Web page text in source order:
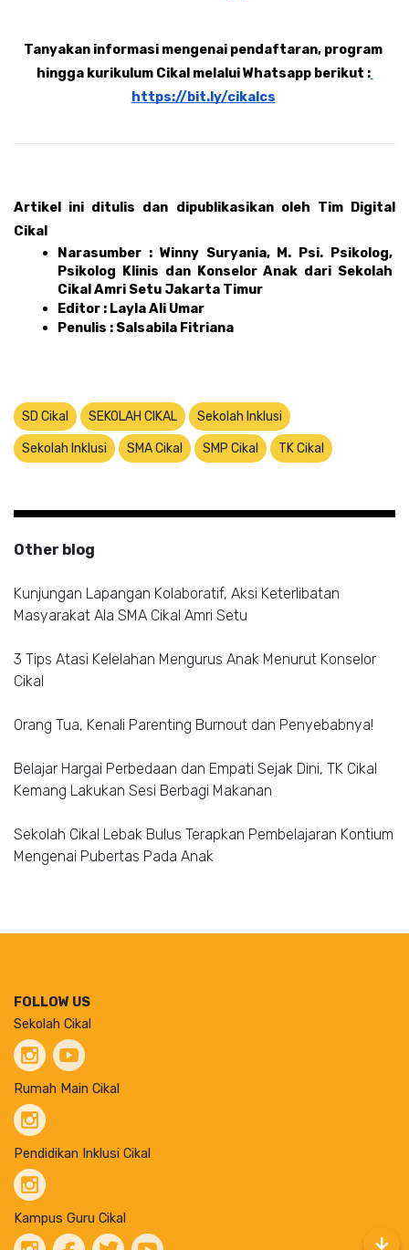
Tanyakan informasi mengenai pendaftaran, program
hingga kurikulum Cikal melalui Whatsapp berikut :
https://bit.ly/cikalcs
Artikel ini ditulis dan dipublikasikan oleh Tim Digital
Cikal
Narasumber : Winny Suryania, M. Psi. Psikolog,
Psikolog Klinis dan Konselor Anak dari Sekolah
Cikal Amri Setu Jakarta Timur
Editor : Layla Ali Umar
Penulis : Salsabila Fitriana
SD Cikal SEKOLAH CIKAL Sekolah Inklusi
Sekolah Inklusi SMA Cikal SMP Cikal TK Cikal
Other blog
Kunjungan Lapangan Kolaboratif, Aksi Keterlibatan
Masyarakat Ala SMA Cikal Amri Setu
3 Tips Atasi Kelelahan Mengurus Anak Menurut Konselor
Cikal
Orang Tua, Kenali Parenting Burnout dan Penyebabnya!
Belajar Hargai Perbedaan dan Empati Sejak Dini, TK Cikal
Kemang Lakukan Sesi Berbagi Makanan
Sekolah Cikal Lebak Bulus Terapkan Pembelajaran Kontium
Mengenai Pubertas Pada Anak
FOLLOW US
Sekolah Cikal
Rumah Main Cikal
Pendidikan Inklusi Cikal
Kampus Guru Cikal